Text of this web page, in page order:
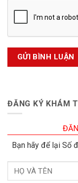
ĐĂNG KÝ KHÁM
Bạn hãy để lại Số